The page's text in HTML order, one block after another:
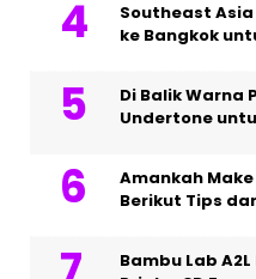
Southeast
ke Bangkok
Di Balik Warna
Undertone
Amankah
Berikut Tips
Bambu Lab